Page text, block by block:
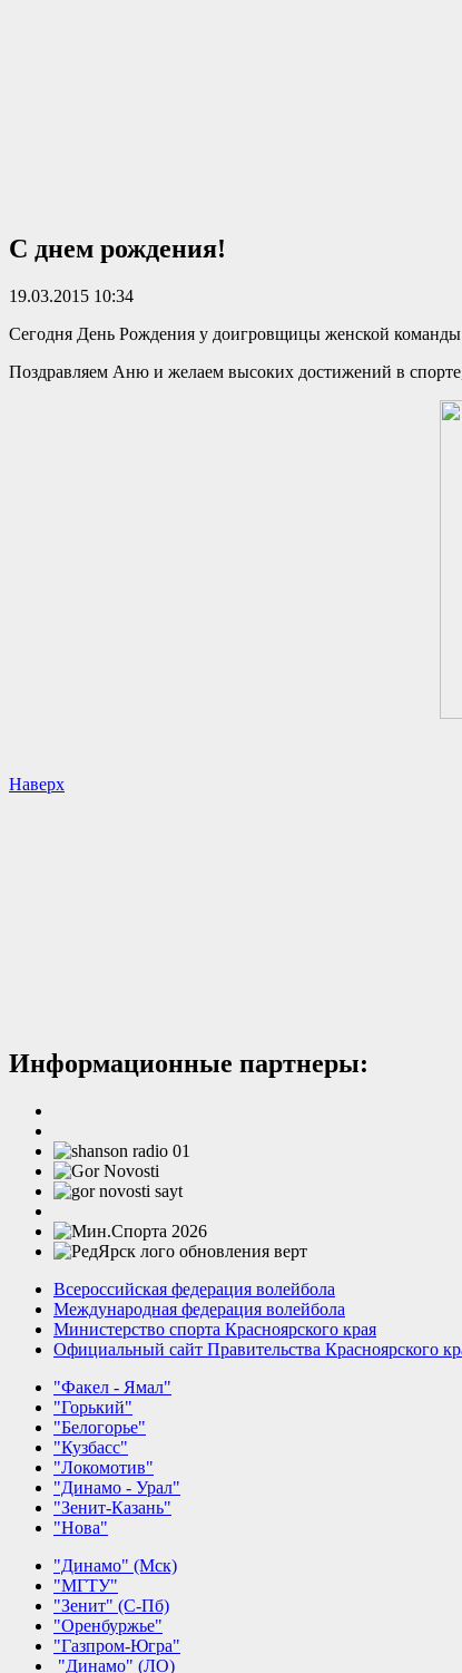
С днем рождения!
19.03.2015 10:34
Сегодня День Рождения у доигровщицы женской
Поздравляем Аню и желаем высоких достижений в
Наверх
Информационные партнеры:
Всероссийская федерация волейбола
Международная федерация волейбола
Министерство спорта Красноярского края
Официальный сайт Правительства Красноярского
"Факел - Ямал"
"Горький"
"Белогорье"
"Кузбасс"
"Локомотив"
"Динамо - Урал"
"Зенит-Казань"
"Нова"
"Динамо" (Мск)
"МГТУ"
"Зенит" (С-Пб)
"Оренбуржье"
"Газпром-Югра"
"Динамо" (ЛО)